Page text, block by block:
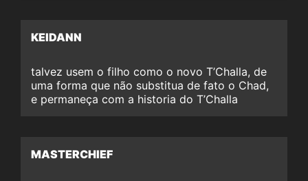
KEIDANN
talvez usem o filho como o novo T’Challa, de
uma forma que não substitua de fato o Chad,
e permaneça com a historia do T’Challa
MASTERCHIEF